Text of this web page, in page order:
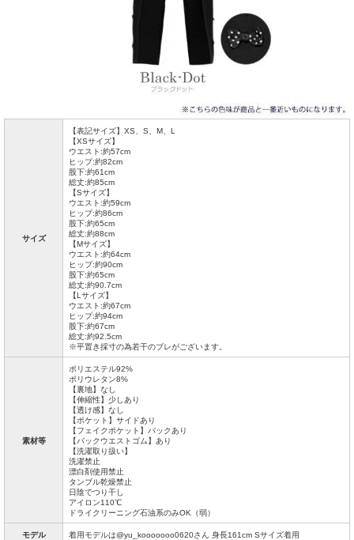
サイズ
【表記サイズ】XS、S、M、L
【XSサイズ】
ウエスト:約57cm
ヒップ:約82cm
股下:約61cm
総丈:約85cm
【Sサイズ】
ウエスト:約59cm
ヒップ:約86cm
股下:約65cm
総丈:約88cm
【Mサイズ】
ウエスト:約64cm
ヒップ:約90cm
股下:約65cm
総丈:約90.7cm
【Lサイズ】
ウエスト:約67cm
ヒップ:約94cm
股下:約67cm
総丈:約92.5cm
※平置き採寸の為若干のブレがございます。
素材等
ポリエステル92%
ポリウレタン8%
【裏地】なし
【伸縮性】少しあり
【透け感】なし
【ポケット】サイドあり
【フェイクポケット】バックあり
【バックウエストゴム】あり
【洗濯取り扱い】
洗濯禁止
漂白剤使用禁止
タンブル乾燥禁止
日陰でつり干し
アイロン110℃
ドライクリーニング石油系のみOK（弱）
モデル 着用モデルは@yu_kooooooo0620さん 身長161cm Sサイズ着用